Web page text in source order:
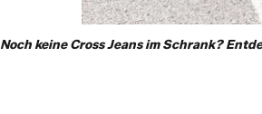
Noch keine Cross Jeans im Schrank?